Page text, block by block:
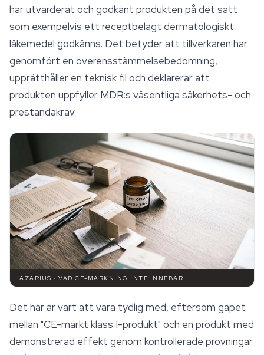
har utvärderat och godkänt produkten på det sätt
som exempelvis ett receptbelagt dermatologiskt
läkemedel godkänns. Det betyder att tillverkaren har
genomfört en överensstämmelsebedömning,
upprätthåller en teknisk fil och deklarerar att
produkten uppfyller MDR:s väsentliga säkerhets- och
prestandakrav.
AZARIUS · VAD CE-MÄRKNING INTE INNEBÄR
Det här är värt att vara tydlig med, eftersom gapet
mellan "CE-märkt klass I-produkt" och en produkt med
demonstrerad effekt genom kontrollerade prövningar